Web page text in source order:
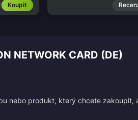
Koupit
NETWORK CARD (DE)
nebo produkt, který chcete